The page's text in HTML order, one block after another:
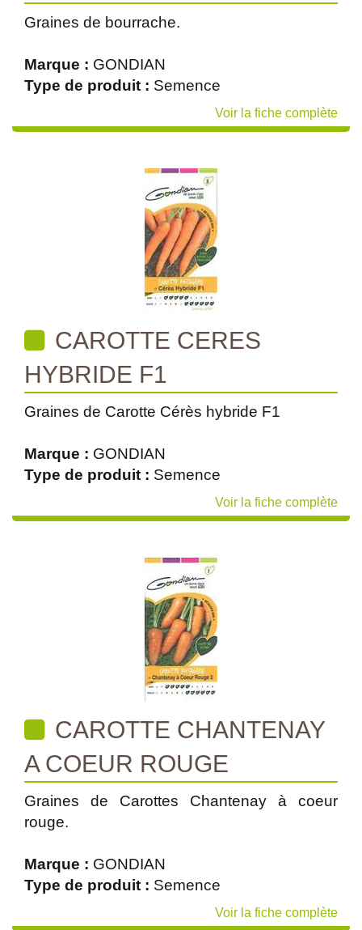
Graines de bourrache.
Marque : GONDIAN
Type de produit : Semence
Voir la fiche complète
CAROTTE CERES
HYBRIDE F1
Graines de Carotte Cérès hybride F1
Marque : GONDIAN
Type de produit : Semence
Voir la fiche complète
CAROTTE CHANTENAY
A COEUR ROUGE
Graines de Carottes Chantenay à coeur
rouge.
Marque : GONDIAN
Type de produit : Semence
Voir la fiche complète